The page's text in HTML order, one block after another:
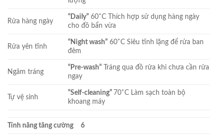
Rửa hàng ngày
“Daily” 60˚C Thích hợp sử dụng hàng ngày
cho đồ bẩn vừa
Rửa yên tĩnh
“Night wash” 60˚C Siêu tĩnh lặng để rửa ban
đêm
Ngâm tráng
“Pre-wash” Tráng qua đồ rửa khi chưa cần rửa
ngay
Tự vệ sinh
“Self-cleaning”70˚C Làm sạch toàn bộ
khoang máy
Tính năng tăng cường 6